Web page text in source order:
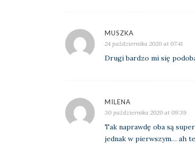
MUSZKA
24 października 2020 at 07:41
Drugi bardzo mi się
MILENA
30 października 2020 at 09:39
Tak naprawdę oba są
jednak w pierwszym… ah